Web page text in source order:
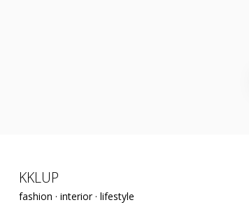
KKLUP
fashion · interior · lifestyle